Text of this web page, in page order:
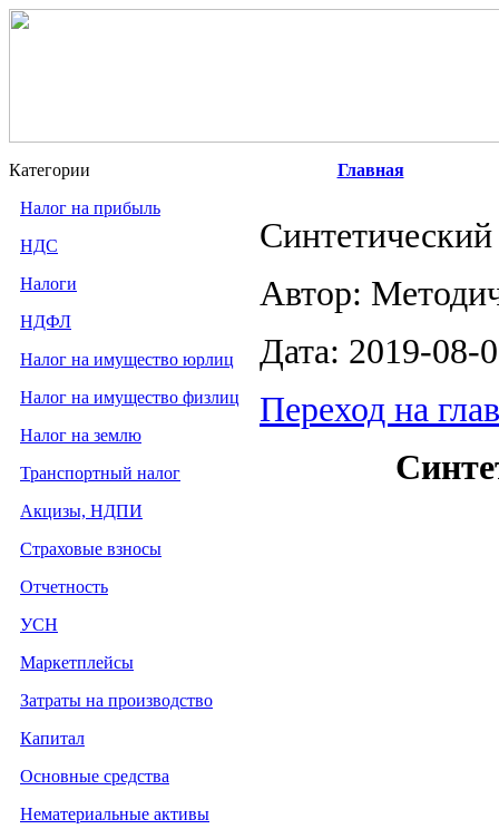
Категории
Налог на прибыль
НДС
Налоги
НДФЛ
Налог на имущество юрлиц
Налог на имущество физлиц
Налог на землю
Транспортный налог
Акцизы, НДПИ
Страховые взносы
Отчетность
УСН
Маркетплейсы
Затраты на производство
Капитал
Основные средства
Нематериальные активы
Главная
Автор:
Дата: 2019-08-
Переход на